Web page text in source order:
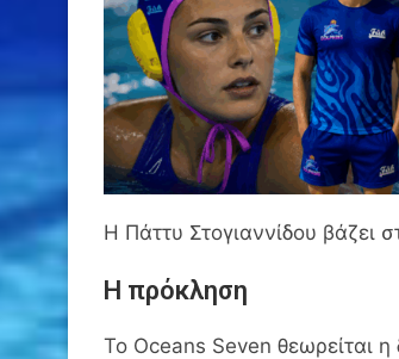
Η Πάττυ Στογιαννίδου βάζει
Η πρόκληση
Το Oceans Seven θεωρείται